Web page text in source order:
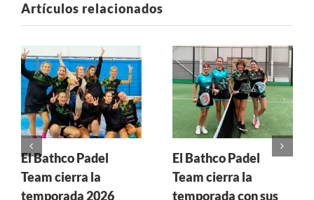
Artículos relacionados
El Bathco Padel
Team cierra la
temporada 2026
El Bathco Padel
Team cierra la
temporada con sus